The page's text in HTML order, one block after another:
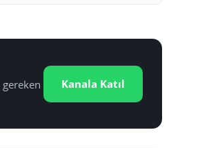
gereken
Kanala Katıl